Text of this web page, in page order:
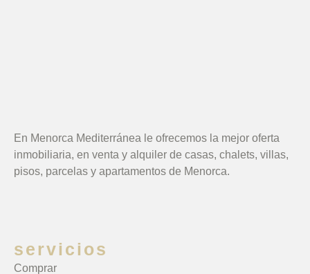
En Menorca Mediterránea le ofrecemos la mejor oferta
inmobiliaria, en venta y alquiler de casas, chalets, villas,
pisos, parcelas y apartamentos de Menorca.
servicios
Comprar